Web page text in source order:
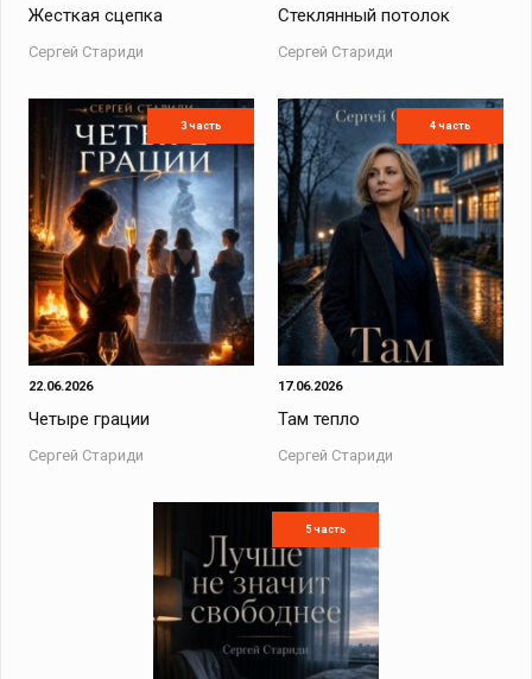
Жесткая сцепка
Сергей Стариди
Стеклянный потолок
Сергей Стариди
3 часть
22.06.2026
Четыре грации
Сергей Стариди
4 часть
17.06.2026
Там тепло
Сергей Стариди
5 часть